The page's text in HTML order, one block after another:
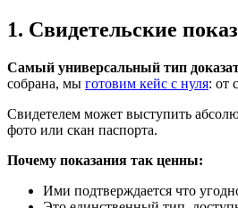
1. Свидетельские
Самый универсальный тип
собрана, мы готовим кейс с нуля: от
Свидетелем может выступить
фото или скан паспорта.
Почему показания так ценны:
Ими подтверждается что